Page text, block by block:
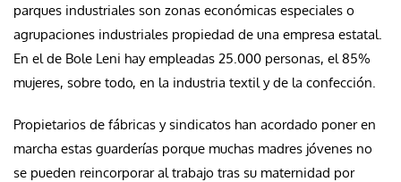
parques industriales son zonas económicas especiales o
agrupaciones industriales propiedad de una empresa estatal.
En el de Bole Leni hay empleadas 25.000 personas, el 85%
mujeres, sobre todo, en la industria textil y de la confección.
Propietarios de fábricas y sindicatos han acordado poner en
marcha estas guarderías porque muchas madres jóvenes no
se pueden reincorporar al trabajo tras su maternidad por